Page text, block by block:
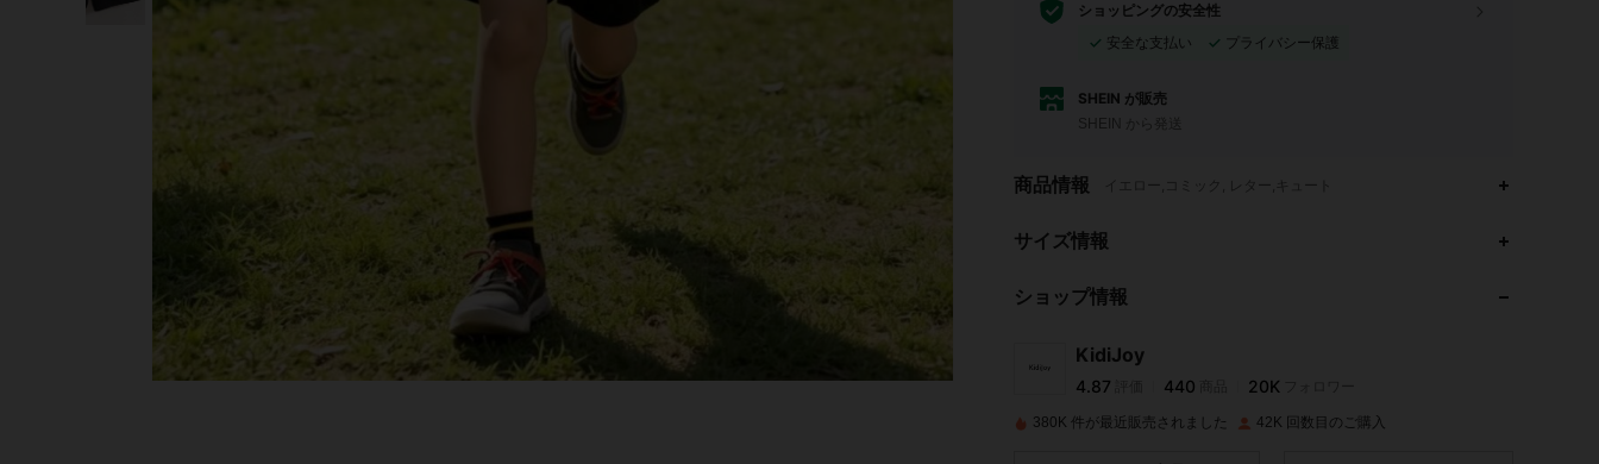
ショッピングの安全性
安全な支払い
プライバシー保護
SHEIN が販売
SHEIN から発送
商品情報 イエロー,コミック, レター,キュート
サイズ情報
ショップ情報
KidiJoy
4.87
4.87 評価
は1日前 に購入しました
380K 件が最近販売されました 42K 回数目のご購入